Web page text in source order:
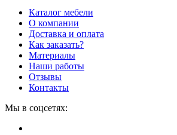
Каталог мебели
О компании
Доставка и оплата
Как заказать?
Материалы
Наши работы
Отзывы
Контакты
Мы в соцсетях: